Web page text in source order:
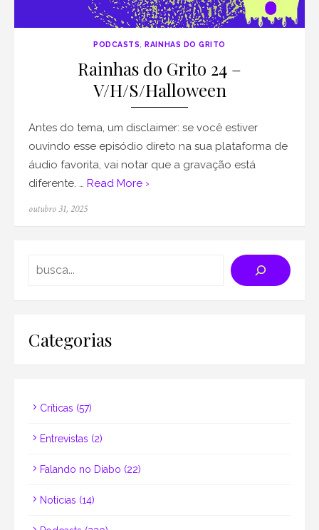
PODCASTS,RAINHAS DO GRITO
Rainhas do Grito 24 –
V/H/S/Halloween
Antes do tema, um disclaimer: se você estiver
ouvindo esse episódio direto na sua plataforma de
áudio favorita, vai notar que a gravação está
diferente. … Read More ›
Posted
outubro 31, 2025
Categorias
Críticas (57)
Entrevistas (2)
Falando no Diabo (22)
Notícias (14)